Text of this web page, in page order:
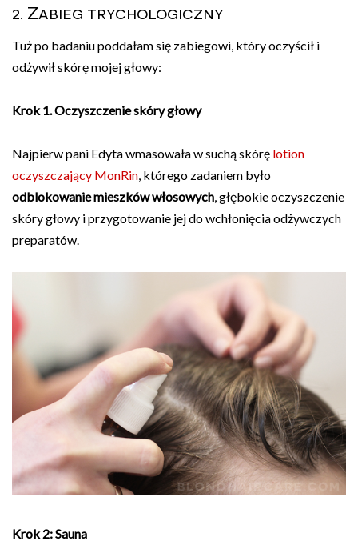
2. Zabieg trychologiczny
Tuż po badaniu poddałam się zabiegowi, który oczyścił i
odżywił skórę mojej głowy:
Krok 1. Oczyszczenie skóry głowy
Najpierw pani Edyta wmasowała w suchą skórę lotion
oczyszczający MonRin, którego zadaniem było
odblokowanie mieszków włosowych, głębokie oczyszczenie
skóry głowy i przygotowanie jej do wchłonięcia odżywczych
preparatów.
Krok 2: Sauna